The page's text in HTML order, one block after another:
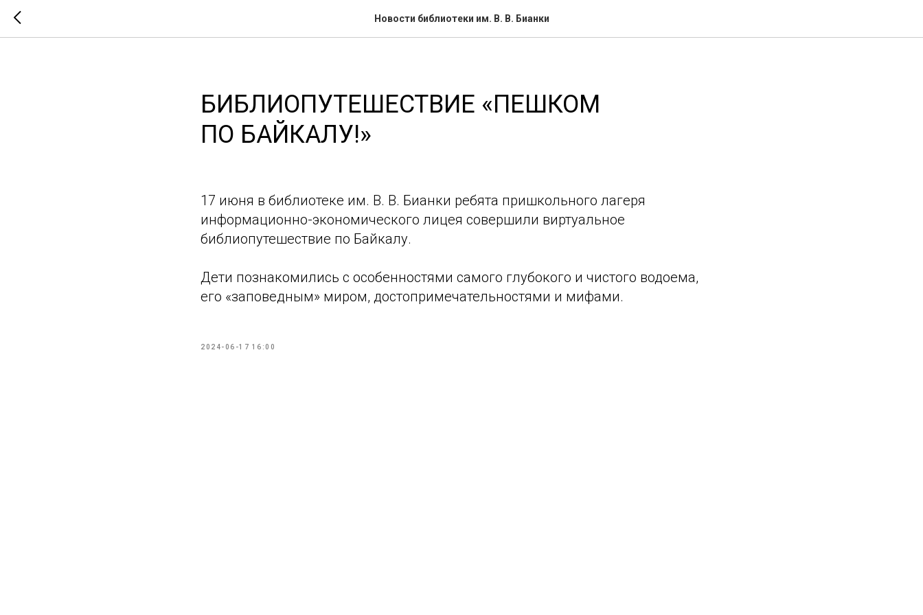
Новости библиотеки им. В. В. Бианки
БИБЛИОПУТЕШЕСТВИЕ «ПЕШКОМ
ПО БАЙКАЛУ!»
17 июня в библиотеке им. В. В. Бианки ребята пришкольного лагеря
информационно-экономического лицея совершили виртуальное
библиопутешествие по Байкалу.
Дети познакомились с особенностями самого глубокого и чистого водоема,
его «заповедным» миром, достопримечательностями и мифами.
2024-06-17 16:00